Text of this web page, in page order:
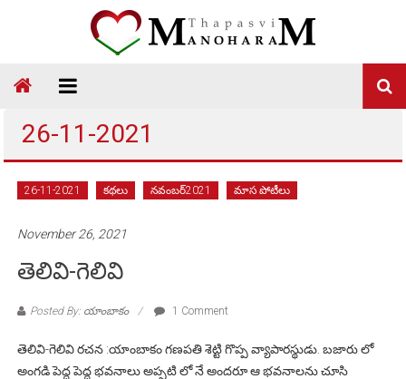
Thapasvi
Manoharam
26-11-2021
26-11-2021 కథలు నవంబర్2021 మాస పోటీలు
November 26, 2021
తెలివి-గెలివి
Posted By: యాంబాకం 1 Comment
తెలివి-గెలివి రచన :యాంబాకం గణపతి శెట్టి గొప్ప వ్యాపారస్థుడు. బజారు లో
అంగడి పెద్ద పెద్ద భవనాలు అప్పటి లో నే అందరూ ఆ భవనాలను చూసి